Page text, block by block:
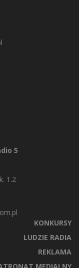
5
1.2
KONKURSY
LUDZIE RADIA
REKLAMA